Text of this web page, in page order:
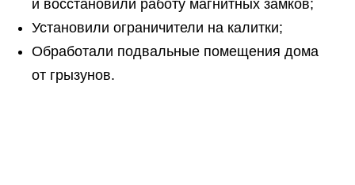
и восстановили работу магнитных замков;
Установили ограничители на калитки;
Обработали подвальные помещения дома
от грызунов.